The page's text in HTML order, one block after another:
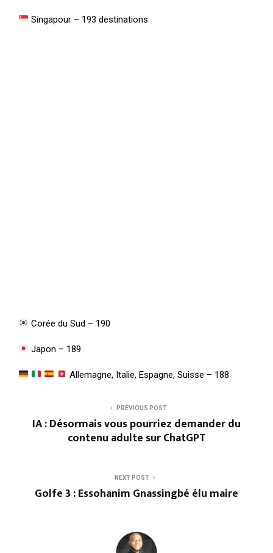
Singapour – 193 destinations
Corée du Sud – 190
Japon – 189
Allemagne, Italie, Espagne, Suisse – 188
PREVIOUS POST
IA : Désormais vous pourriez demander du
contenu adulte sur ChatGPT
NEXT POST
Golfe 3 : Essohanim Gnassingbé élu maire